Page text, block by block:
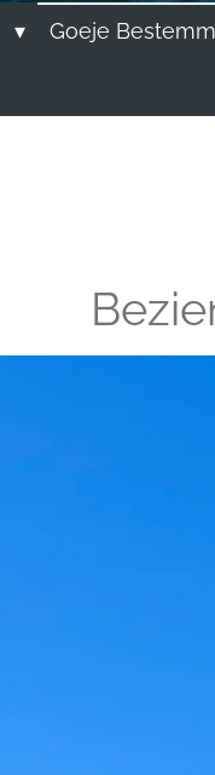
Goeje